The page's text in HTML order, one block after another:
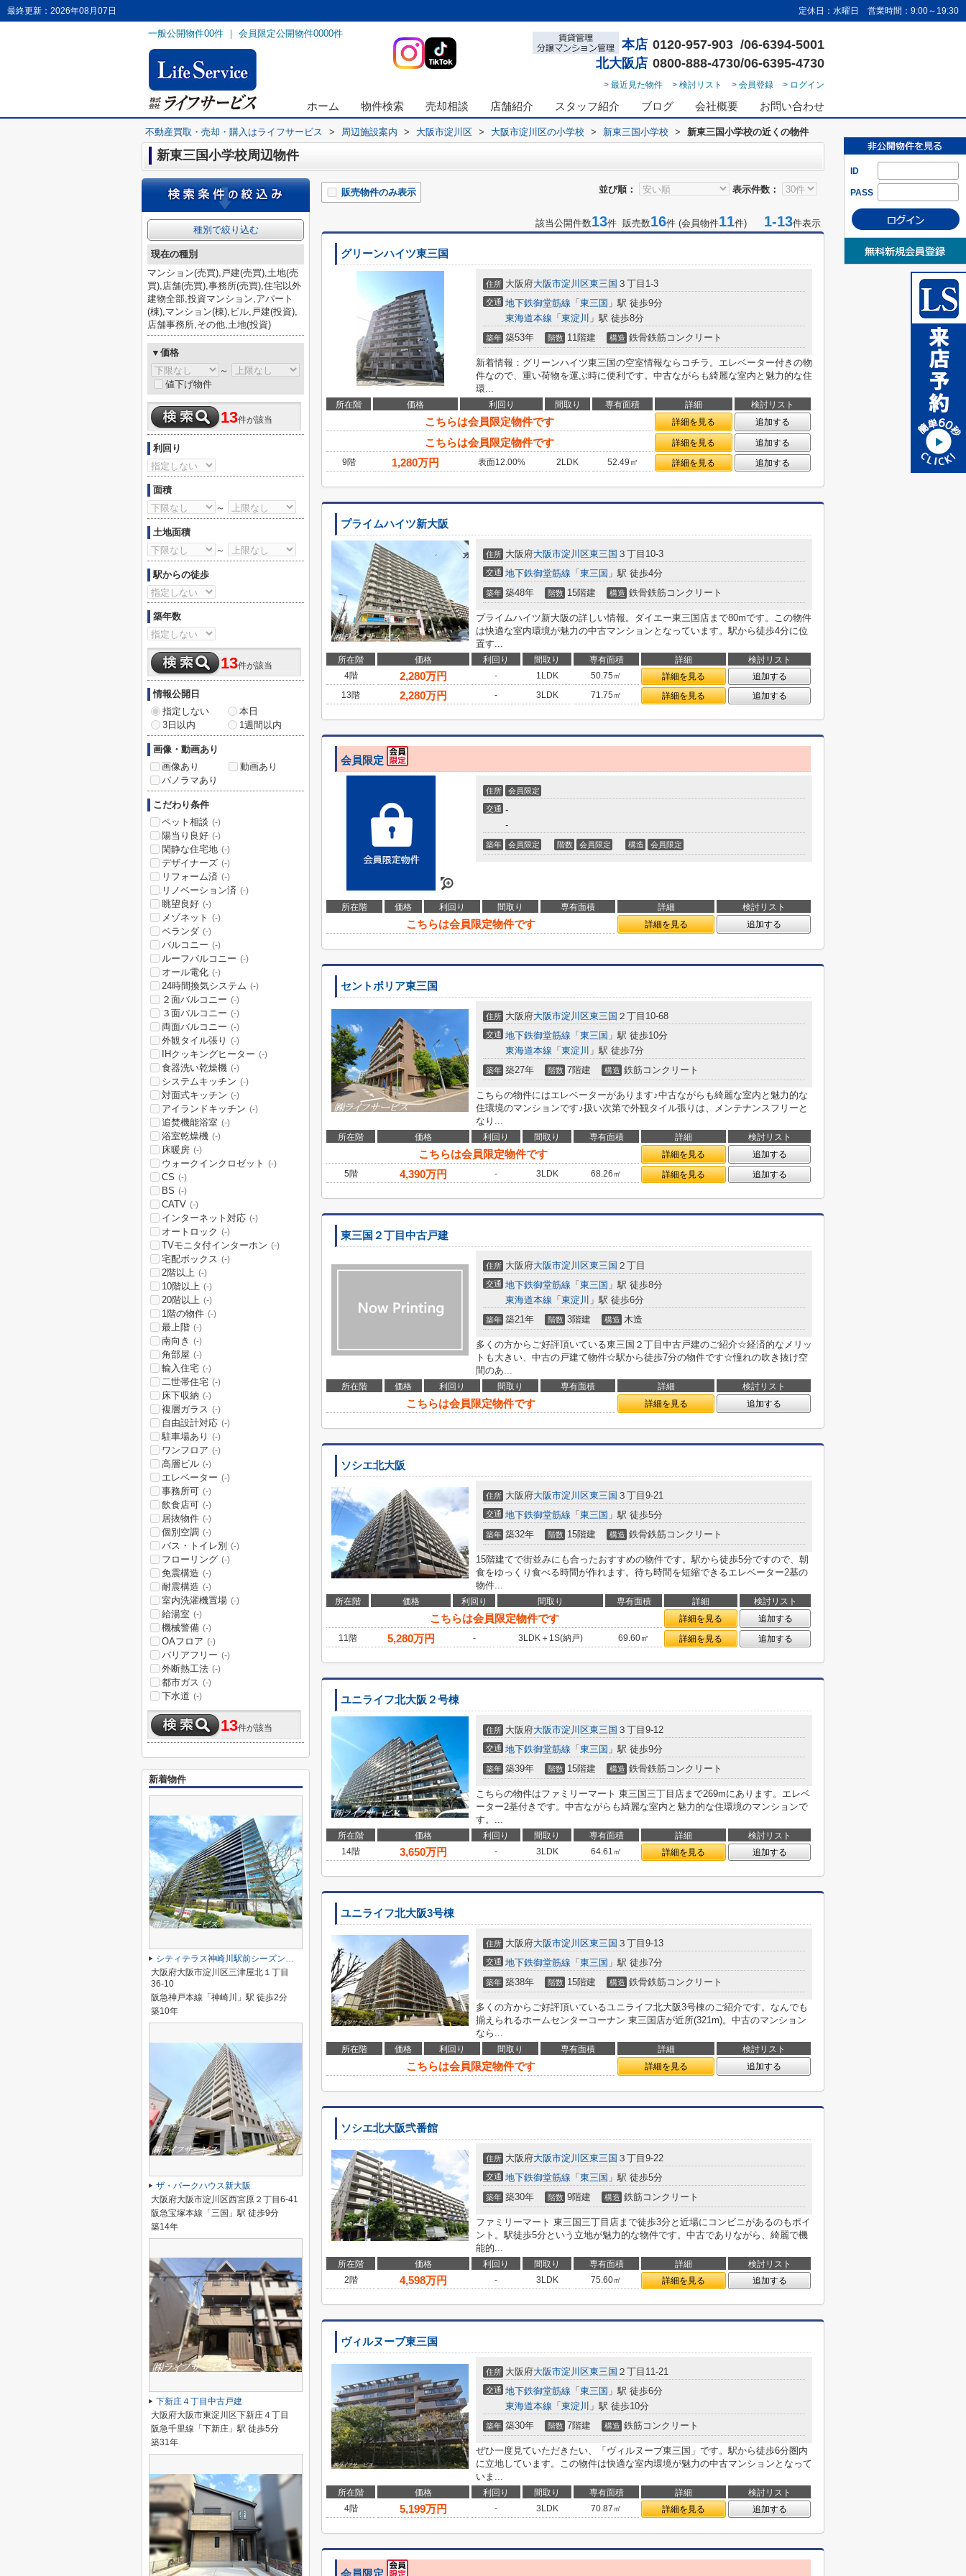
最終更新：2026年08月07日 定休日：水曜日 営業時間：9:00～19:30
一般公開物件00件 ｜ 会員限定公開物件0000件
本店 0120-957-903 /06-6394-5001
北大阪店 0800-888-4730/06-6395-4730
> 最近見た物件 > 検討リスト > 会員登録 > ログイン
ホーム 物件検索 売却相談 店舗紹介 スタッフ紹介 ブログ 会社概要 お問い合わせ
ID
PASS
不動産買取・売却・購入はライフサービス > 周辺施設案内 > 大阪市淀川区 > 大阪市淀川区の小学校 > 新東三国小学校 > 新東三国小学校の近くの物件
新東三国小学校周辺物件
並び順： 表示件数：
販売物件のみ表示
該当公開件数13件 販売数16件 (会員物件11件) 1-13件表示
グリーンハイツ東三国
住所 大阪府大阪市淀川区東三国 ３丁目1-3
交通 地下鉄御堂筋線 「 東三国 」駅 徒歩9分
東海道本線 「 東淀川 」駅 徒歩8分
築年 築53年 階数 11階建 構造 鉄骨鉄筋コンクリート
新着情報：グリーンハイツ東三国の空室情報ならコチラ。エレベーター付きの物
件なので、重い荷物を運ぶ時に便利です。中古ながらも綺麗な室内と魅力的な住
環...
所在階 価格 利回り 間取り 専有面積 詳細 検討リスト
こちらは会員限定物件です 詳細を見る 追加する
こちらは会員限定物件です 詳細を見る
追加する
9階
1,280万円 表面12.00% 2LDK 52.49㎡ 詳細を見る 追加する
プライムハイツ新大阪
住所 大阪府大阪市淀川区東三国 ３丁目10-3
交通 地下鉄御堂筋線 「 東三国 」駅 徒歩4分
築年 築48年 階数 15階建 構造 鉄骨鉄筋コンクリート
プライムハイツ新大阪の詳しい情報。ダイエー東三国店まで80mです。この物件
は快適な室内環境が魅力の中古マンションとなっています。駅から徒歩4分に位
置す...
所在階 価格 利回り 間取り 専有面積 詳細
検討リスト
4階
2,280万円 - 1LDK 50.75㎡ 詳細を見る
追加する
13階
2,280万円 - 3LDK 71.75㎡ 詳細を見る 追加する
会員限定
住所 会員限定
交通 -
-
築年 会員限定 階数 会員限定 構造 会員限定
所在階 価格 利回り 間取り 専有面積 詳細 検討リスト
こちらは会員限定物件です 詳細を見る 追加する
セントポリア東三国
住所 大阪府大阪市淀川区東三国 ２丁目10-68
交通 地下鉄御堂筋線 「 東三国 」駅 徒歩10分
東海道本線 「 東淀川 」駅 徒歩7分
築年 築27年 階数 7階建 構造 鉄筋コンクリート
こちらの物件にはエレベーターがあります♪中古ながらも綺麗な室内と魅力的な
住環境のマンションです♪扱い次第で外観タイル張りは、メンテナンスフリーと
なり...
所在階 価格 利回り 間取り 専有面積 詳細 検討リスト
こちらは会員限定物件です 詳細を見る
追加する
5階
4,390万円 - 3LDK 68.26㎡ 詳細を見る 追加する
東三国２丁目中古戸建
住所 大阪府大阪市淀川区東三国 ２丁目
交通 地下鉄御堂筋線 「 東三国 」駅 徒歩8分
東海道本線 「 東淀川 」駅 徒歩6分
築年 築21年 階数 3階建 構造 木造
多くの方からご好評頂いている東三国２丁目中古戸建のご紹介☆経済的なメリッ
トも大きい、中古の戸建て物件☆駅から徒歩7分の物件です☆憧れの吹き抜け空
間のあ...
所在階 価格 利回り 間取り 専有面積 詳細 検討リスト
こちらは会員限定物件です 詳細を見る 追加する
ソシエ北大阪
住所 大阪府大阪市淀川区東三国 ３丁目9-21
交通 地下鉄御堂筋線 「 東三国 」駅 徒歩5分
築年 築32年 階数 15階建 構造 鉄骨鉄筋コンクリート
15階建てで街並みにも合ったおすすめの物件です。駅から徒歩5分ですので、朝
食をゆっくり食べる時間が作れます。待ち時間を短縮できるエレベーター2基の
物件...
所在階 価格 利回り 間取り 専有面積 詳細 検討リスト
こちらは会員限定物件です 詳細を見る
追加する
11階
5,280万円 - 3LDK＋1S(納戸) 69.60㎡ 詳細を見る 追加する
ユニライフ北大阪２号棟
住所 大阪府大阪市淀川区東三国 ３丁目9-12
交通 地下鉄御堂筋線 「 東三国 」駅 徒歩9分
築年 築39年 階数 15階建 構造 鉄骨鉄筋コンクリート
こちらの物件はファミリーマート 東三国三丁目店まで269mにあります。エレベ
ーター2基付きです。中古ながらも綺麗な室内と魅力的な住環境のマンションで
す。...
所在階 価格 利回り 間取り 専有面積 詳細
検討リスト
14階
3,650万円 - 3LDK 64.61㎡ 詳細を見る 追加する
ユニライフ北大阪3号棟
住所 大阪府大阪市淀川区東三国 ３丁目9-13
交通 地下鉄御堂筋線 「 東三国 」駅 徒歩7分
築年 築38年 階数 15階建 構造 鉄骨鉄筋コンクリート
多くの方からご好評頂いているユニライフ北大阪3号棟のご紹介です。なんでも
揃えられるホームセンターコーナン 東三国店が近所(321m)。中古のマンション
なら...
所在階 価格 利回り 間取り 専有面積 詳細 検討リスト
こちらは会員限定物件です 詳細を見る 追加する
ソシエ北大阪弐番館
住所 大阪府大阪市淀川区東三国 ３丁目9-22
交通 地下鉄御堂筋線 「 東三国 」駅 徒歩5分
築年 築30年 階数 9階建 構造 鉄筋コンクリート
ファミリーマート 東三国三丁目店まで徒歩3分と近場にコンビニがあるのもポイ
ント。駅徒歩5分という立地が魅力的な物件です。中古でありながら、綺麗で機
能的...
所在階 価格 利回り 間取り 専有面積 詳細
検討リスト
2階
4,598万円 - 3LDK 75.60㎡ 詳細を見る 追加する
ヴィルヌーブ東三国
住所 大阪府大阪市淀川区東三国 ２丁目11-21
交通 地下鉄御堂筋線 「 東三国 」駅 徒歩6分
東海道本線 「 東淀川 」駅 徒歩10分
築年 築30年 階数 7階建 構造 鉄筋コンクリート
ぜひ一度見ていただきたい、「ヴィルヌーブ東三国」です。駅から徒歩6分圏内
に立地しています。この物件は快適な室内環境が魅力の中古マンションとなって
いま...
所在階 価格 利回り 間取り 専有面積 詳細
検討リスト
4階
5,199万円 - 3LDK 70.87㎡ 詳細を見る 追加する
種別で絞り込む
現在の種別
マンション(売買),戸建(売買),土地(売
買),店舗(売買),事務所(売買),住宅以外
建物全部,投資マンション,アパート
(棟),マンション(棟),ビル,戸建(投資),
店舗事務所,その他,土地(投資)
▼価格
～
値下げ物件
13件が該当
利回り
面積
～
土地面積
～
駅からの徒歩
築年数
13件が該当
情報公開日
指定しない
本日
3日以内
1週間以内
画像・動画あり
画像あり
動画あり
パノラマあり
こだわり条件
ペット相談 (-)
陽当り良好 (-)
閑静な住宅地 (-)
デザイナーズ (-)
リフォーム済 (-)
リノベーション済 (-)
眺望良好 (-)
メゾネット (-)
ベランダ (-)
バルコニー (-)
ルーフバルコニー (-)
オール電化 (-)
24時間換気システム (-)
２面バルコニー (-)
３面バルコニー (-)
両面バルコニー (-)
外観タイル張り (-)
IHクッキングヒーター (-)
食器洗い乾燥機 (-)
システムキッチン (-)
対面式キッチン (-)
アイランドキッチン (-)
追焚機能浴室 (-)
浴室乾燥機 (-)
床暖房 (-)
ウォークインクロゼット (-)
CS (-)
BS (-)
CATV (-)
インターネット対応 (-)
オートロック (-)
TVモニタ付インターホン (-)
宅配ボックス (-)
2階以上 (-)
10階以上 (-)
20階以上 (-)
1階の物件 (-)
最上階 (-)
南向き (-)
角部屋 (-)
輸入住宅 (-)
二世帯住宅 (-)
床下収納 (-)
複層ガラス (-)
自由設計対応 (-)
駐車場あり (-)
ワンフロア (-)
高層ビル (-)
エレベーター (-)
事務所可 (-)
飲食店可 (-)
居抜物件 (-)
個別空調 (-)
バス・トイレ別 (-)
フローリング (-)
免震構造 (-)
耐震構造 (-)
室内洗濯機置場 (-)
給湯室 (-)
機械警備 (-)
OAフロア (-)
バリアフリー (-)
外断熱工法 (-)
都市ガス (-)
下水道 (-)
13件が該当
新着物件
シティテラス神崎川駅前シーズンズテラス
大阪府大阪市淀川区三津屋北１丁目
36-10
阪急神戸本線「神崎川」駅 徒歩2分
築10年
ザ・パークハウス新大阪
大阪府大阪市淀川区西宮原２丁目6-41
阪急宝塚本線「三国」駅 徒歩9分
築14年
下新庄４丁目中古戸建
大阪府大阪市東淀川区下新庄４丁目
阪急千里線「下新庄」駅 徒歩5分
築31年